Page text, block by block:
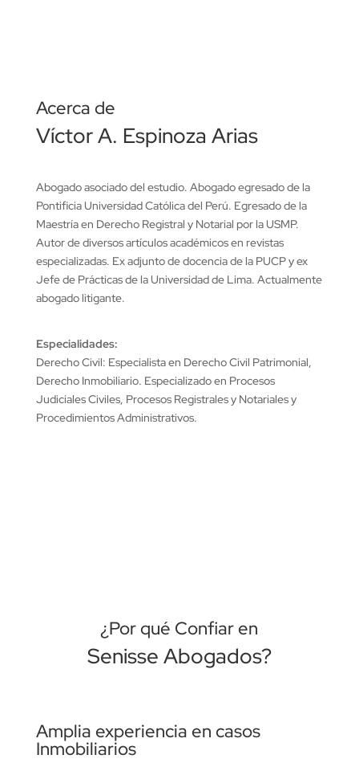
Acerca de
Víctor A. Espinoza Arias
Abogado asociado del estudio. Abogado egresado de la
Pontificia Universidad Católica del Perú. Egresado de la
Maestría en Derecho Registral y Notarial por la USMP.
Autor de diversos artículos académicos en revistas
especializadas. Ex adjunto de docencia de la PUCP y ex
Jefe de Prácticas de la Universidad de Lima. Actualmente
abogado litigante.
Especialidades:
Derecho Civil: Especialista en Derecho Civil Patrimonial,
Derecho Inmobiliario. Especializado en Procesos
Judiciales Civiles, Procesos Registrales y Notariales y
Procedimientos Administrativos.
¿Por qué Confiar en
Senisse Abogados?
Amplia experiencia en casos
Inmobiliarios